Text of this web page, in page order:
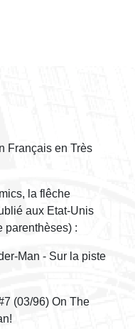
Français en Très
la flêche
aux Etat-Unis
parenthèses) :
Man - Sur la piste
(03/96) On The